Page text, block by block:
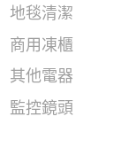
地毯清潔
商用凍櫃
其他電器
監控鏡頭